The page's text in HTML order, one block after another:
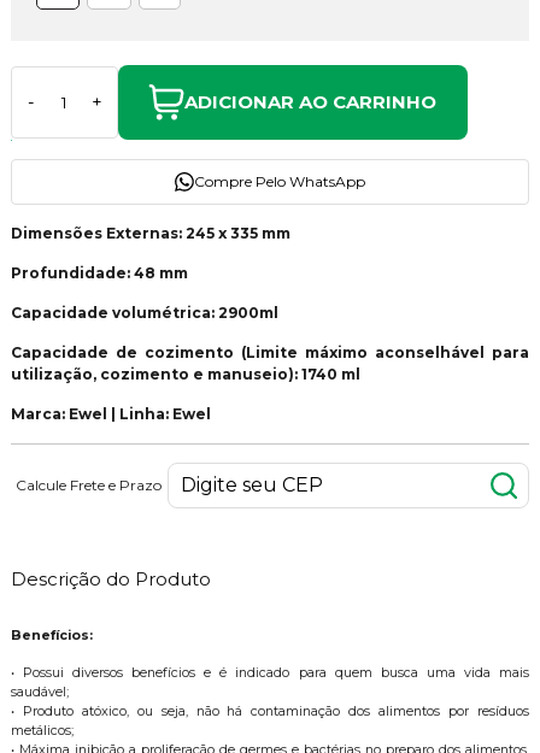
- + ADICIONAR AO CARRINHO
Compre Pelo WhatsApp
Dimensões Externas: 245 x 335 mm
Profundidade: 48 mm
Capacidade volumétrica: 2900ml
Capacidade de cozimento (Limite máximo aconselhável para
utilização, cozimento e manuseio): 1740 ml
Marca: Ewel | Linha: Ewel
Calcule Frete e Prazo
Descrição do Produto
Benefícios:
• Possui diversos benefícios e é indicado para quem busca uma vida mais
saudável;
• Produto atóxico, ou seja, não há contaminação dos alimentos por resíduos
metálicos;
• Máxima inibição a proliferação de germes e bactérias no preparo dos alimentos,